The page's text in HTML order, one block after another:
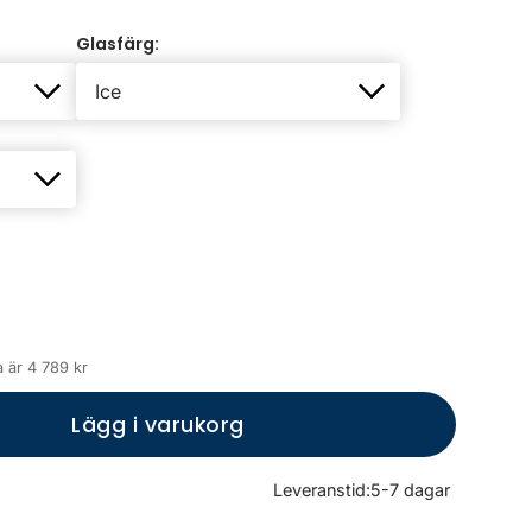
Glasfärg:
är 4 789 kr
Lägg i varukorg
Leveranstid:5-7 dagar